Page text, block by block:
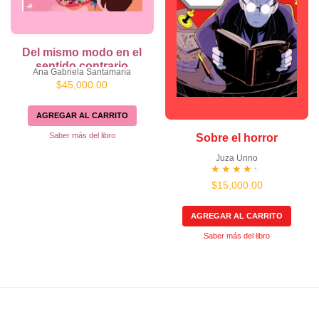
Del mismo modo en el
sentido contrario
Ana Gabriela Santamaría
$45,000.00
AGREGAR AL CARRITO
Saber más del libro Sobre el horror
Juza Unno
Valorado
en
de 5
$15,000.00
AGREGAR AL CARRITO
Saber más del libro